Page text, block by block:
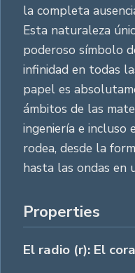
la completa
Esta naturaleza
poderoso símbolo
infinidad en todas
papel es
ámbitos de las
ingeniería e incluso
rodea, desde la
hasta las ondas en
Properties
El radio (r): El